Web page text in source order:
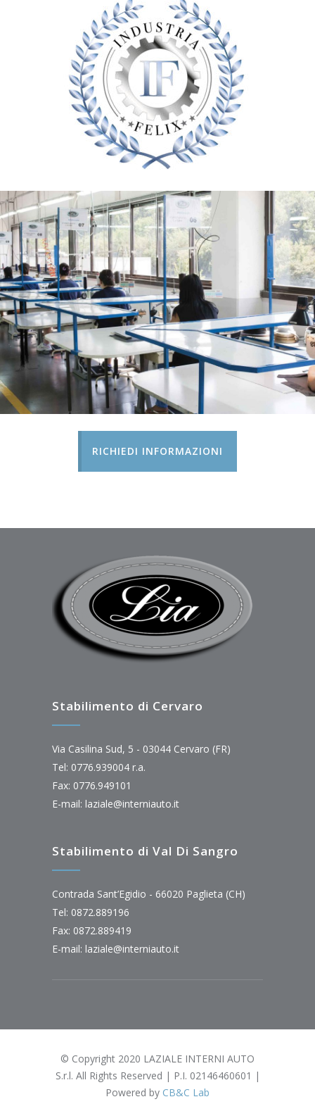
RICHIEDI INFORMAZIONI
Stabilimento di Cervaro
Via Casilina Sud, 5 - 03044 Cervaro (FR)
Tel: 0776.939004 r.a.
Fax: 0776.949101
E-mail: laziale@interniauto.it
Stabilimento di Val Di Sangro
Contrada Sant’Egidio - 66020 Paglieta (CH)
Tel: 0872.889196
Fax: 0872.889419
E-mail: laziale@interniauto.it
© Copyright 2020 LAZIALE INTERNI AUTO
S.r.l. All Rights Reserved | P.I. 02146460601 |
Powered by CB&C Lab